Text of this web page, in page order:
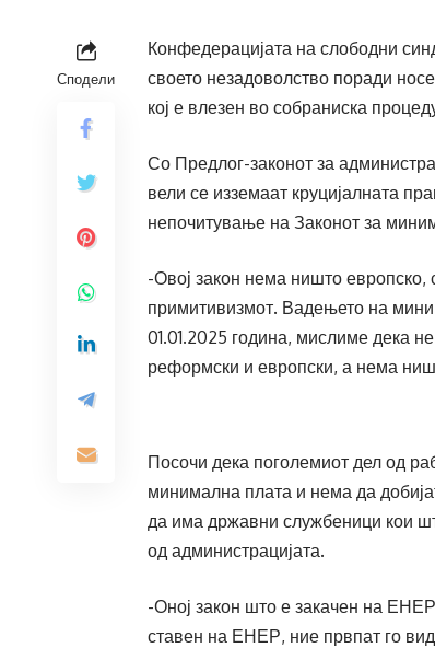
Сподели
Конфедерацијата на слободни
своето незадоволство поради
кој е влезен во собраниска
Со Предлог-законот за
вели се изземаат круцијалната
непочитување на Законот за
-Овој закон нема ништо европско,
примитивизмот. Вадењето на
01.01.2025 година, мислиме дека
реформски и европски, а нема
Посочи дека поголемиот дел од
минимална плата и нема да
да има државни службеници кои
од администрацијата.
-Оној закон што е закачен на
ставен на ЕНЕР, ние првпат го